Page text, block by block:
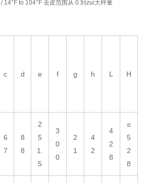
14°F to 104°F去皮范围从 0到zui大秤量
c d e f g h L H
6
7
8
8
2
5
1.
5
3
0
0
2
1
4
2
4
2
8
≤
5
2
8